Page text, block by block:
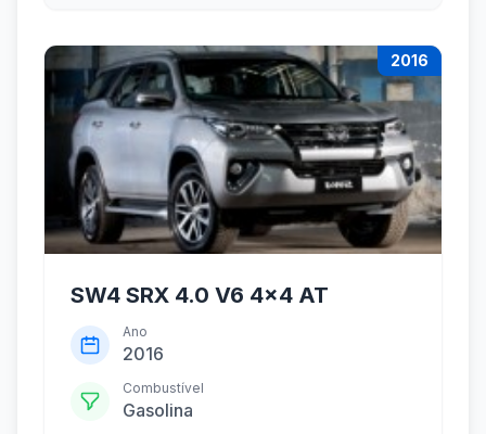
2016
SW4 SRX 4.0 V6 4x4 AT
Ano
2016
Combustível
Gasolina